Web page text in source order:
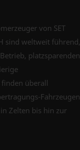
von SET
sind weltweit führend,
platzsparenden
überall
Fahrzeugen
Zelten bis hin zur